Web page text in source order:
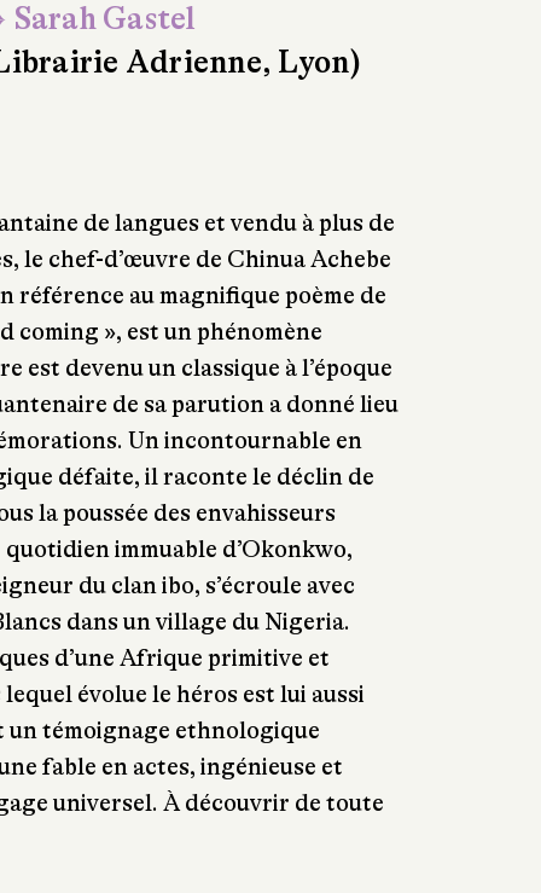
Gastel
Adrienne, Lyon)
de langues et vendu à plus de
le chef-d’œuvre de Chinua Achebe
référence au magnifique poème de
coming », est un phénomène
est devenu un classique à l’époque
de sa parution a donné lieu
Un incontournable en
défaite, il raconte le déclin de
la poussée des envahisseurs
immuable d’Okonkwo,
du clan ibo, s’écroule avec
dans un village du Nigeria.
d’une Afrique primitive et
évolue le héros est lui aussi
un témoignage ethnologique
fable en actes, ingénieuse et
universel. À découvrir de toute